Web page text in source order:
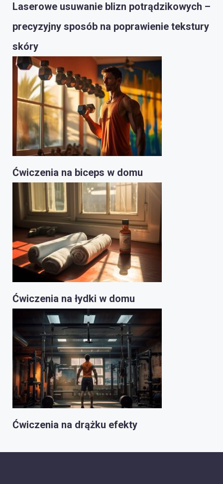
Laserowe usuwanie blizn potrądzikowych –
precyzyjny sposób na poprawienie tekstury
skóry
Ćwiczenia na biceps w domu
Ćwiczenia na łydki w domu
Ćwiczenia na drążku efekty